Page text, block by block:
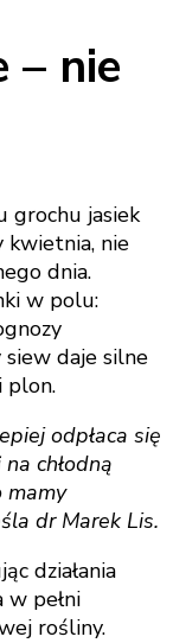
– nie
grochu jasiek
kwietnia, nie
dnia.
w polu:
daje silne
plon.
odpłaca się
chłodną
mamy
dr Marek Lis.
działania
w pełni
rośliny.